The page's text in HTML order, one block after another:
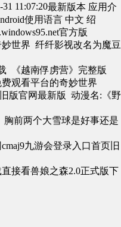
31 11:07:20最新版本
使用语言 中文
应用介
绍
官方版
妙世界 纤纤影视改名为魔豆
《越南俘虏营》完整版
观看平台的奇妙世界
版官网最新版 动漫名:《野
前两个大雪球是好事还是
九游会登录入口首页旧
接看兽娘之森2.0正式版下